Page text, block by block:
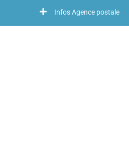
Infos Agence postale